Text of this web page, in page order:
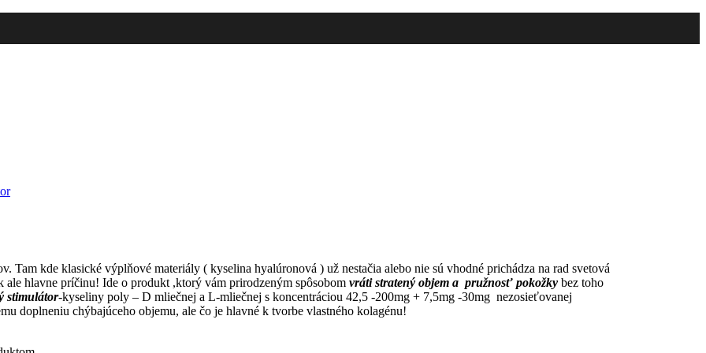
Tam kde klasické výplňové materiály ( kyselina hyalúronová ) už nestačia alebo nie sú vhodné prichádza na rad svetová
hlavne príčinu! Ide o produkt ,ktorý vám prirodzeným spôsobom vráti stratený objem a pružnosť pokožky bez toho
stimulátor-kyseliny poly – D mliečnej a L-mliečnej s koncentráciou 42,5 -200mg + 7,5mg -30mg nezosieťovanej
doplneniu chýbajúceho objemu, ale čo je hlavné k tvorbe vlastného kolagénu!